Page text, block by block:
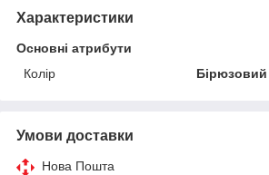
Характеристики
Основні атрибути
Колір
Бірюзовий
Умови доставки
Нова Пошта